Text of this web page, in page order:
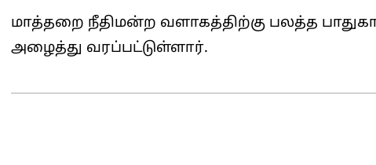
மாத்தறை நீதிமன்ற வளாகத்திற்கு பலத்த
அழைத்து வரப்பட்டுள்ளார்.